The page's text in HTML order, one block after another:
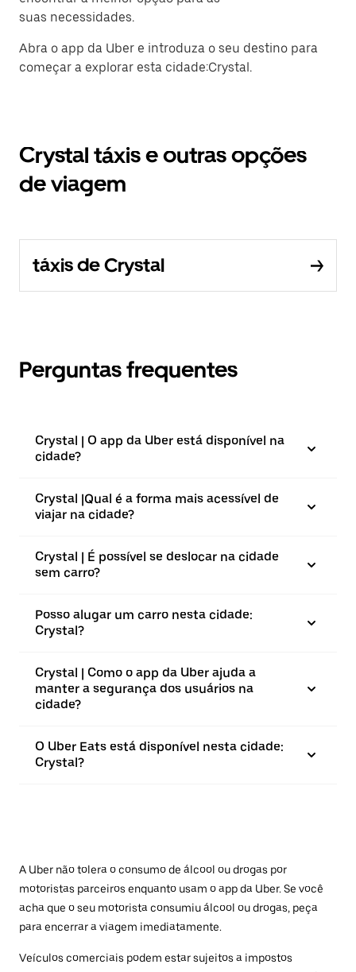
suas necessidades.
Abra o app da Uber e introduza o seu destino para
começar a explorar esta cidade:Crystal.
Crystal táxis e outras opções
de viagem
táxis de Crystal
Perguntas frequentes
Crystal | O app da Uber está disponível na
cidade?
Crystal |⁠Qual é a forma mais acessível de
viajar na cidade?
Crystal | É possível se deslocar na cidade
sem carro?
Posso alugar um carro nesta cidade:
Crystal?
Crystal | Como o app da Uber ajuda a
manter a segurança dos usuários na
cidade?
O Uber Eats está disponível nesta cidade:
Crystal?
A Uber não tolera o consumo de álcool ou drogas por
motoristas parceiros enquanto usam o app da Uber. Se você
acha que o seu motorista consumiu álcool ou drogas, peça
para encerrar a viagem imediatamente.
Veículos comerciais podem estar sujeitos a impostos